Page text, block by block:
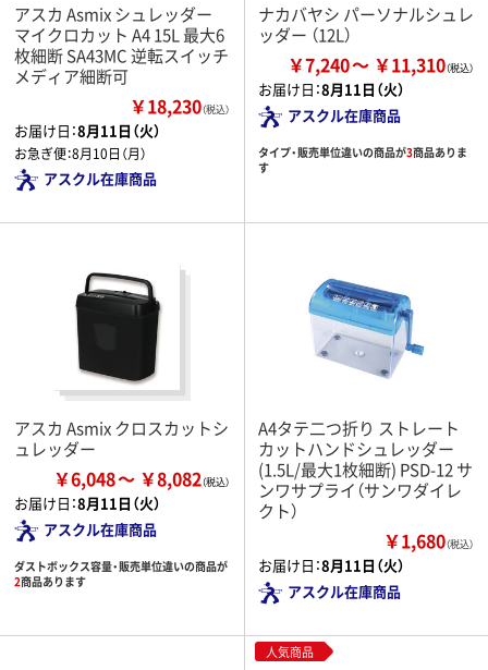
アスカ Asmix シュレッダー
マイクロカット A4 15L 最大6
枚細断 SA43MC 逆転スイッチ
メディア細断可
￥18,230（税込）
お届け日：8月11日（火）
お急ぎ便：8月10日（月）
アスクル在庫商品
ナカバヤシ パーソナルシュレ
ッダー （12L）
￥7,240 ￥11,310
お届け日：8月11日（火）
アスクル在庫商品
タイプ・販売単位違いの商品が3商品ありま
す
アスカ Asmix クロスカットシ
ュレッダー
￥6,048 ￥8,082
お届け日：8月11日（火）
アスクル在庫商品
ダストボックス容量・販売単位違いの商品が
2商品あります
A4タテ二つ折り ストレート
カットハンドシュレッダー
(1.5L/最大1枚細断) PSD-12 サ
ンワサプライ（サンワダイレ
クト）
￥1,680（税込）
お届け日：8月11日（火）
アスクル在庫商品
人気商品